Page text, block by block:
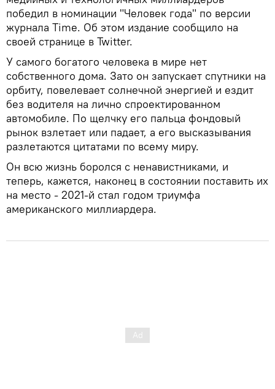
победил в номинации "Человек года" по версии
журнала Time. Об этом издание сообщило на
своей странице в Twitter.
У самого богатого человека в мире нет
собственного дома. Зато он запускает спутники на
орбиту, повелевает солнечной энергией и ездит
без водителя на лично спроектированном
автомобиле. По щелчку его пальца фондовый
рынок взлетает или падает, а его высказывания
разлетаются цитатами по всему миру.
Он всю жизнь боролся с ненавистниками, и
теперь, кажется, наконец в состоянии поставить их
на место - 2021-й стал годом триумфа
американского миллиардера.